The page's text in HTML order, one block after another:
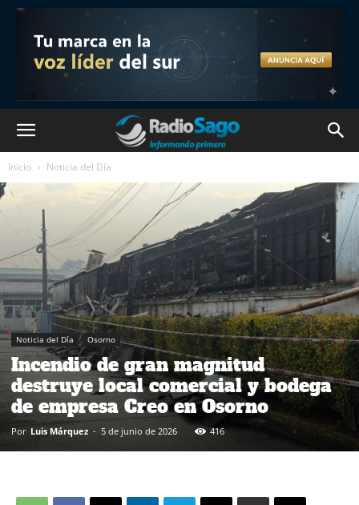
Inicio Noticia del Día
Noticia del Día Osorno
Incendio de gran magnitud
destruye local comercial y bodega
de empresa Creo en Osorno
Por Luis Márquez - 5 de junio de 2026 416